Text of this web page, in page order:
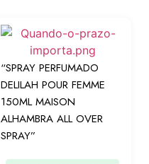
“SPRAY PERFUMADO
DELILAH POUR FEMME
150ML MAISON
ALHAMBRA ALL OVER
SPRAY”